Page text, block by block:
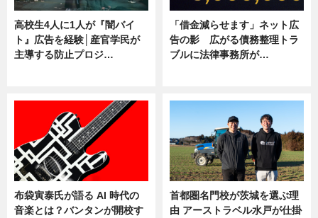
高校生4人に1人が『闇バイ
ト』広告を経験│産官学民が
主導する防止プロジ…
「借金減らせます」ネット広
告の影 広がる債務整理トラ
ブルに法律事務所が…
布袋寅泰氏が語る AI 時代の
音楽とは？バンタンが開校す
首都圏名門校が茨城を選ぶ理
由 アーストラベル水戸が仕掛